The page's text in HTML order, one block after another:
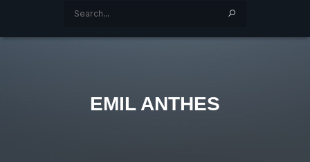
EMIL ANTHES